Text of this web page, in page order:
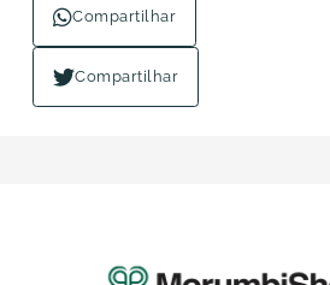
Compartilhar
Compartilhar